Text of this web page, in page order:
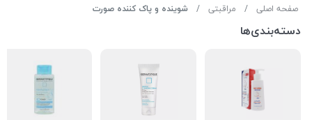
صفحه اصلی مراقبتی شوینده و پاک کننده صورت
دسته‌بندی‌ها